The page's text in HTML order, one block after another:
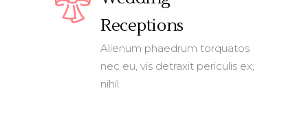
Receptions
Alienum phaedrum torquatos
nec eu, vis detraxit periculis ex,
nihil.